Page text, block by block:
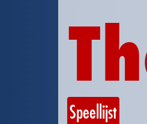
Speellijst